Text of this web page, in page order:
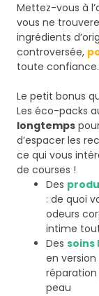
Mettez-vous à
vous ne
ingrédients
controversée,
toute confiance.
Le petit bonus
Les éco-packs
longtemps
d’espacer les
ce qui vous
de courses !
Des
: de quoi
odeurs
intime
Des
en
réparation
peau